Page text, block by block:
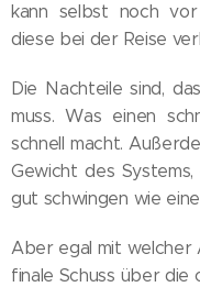
kann selbst noch
diese bei der Reise
Die Nachteile sind,
muss. Was einen
schnell macht.
Gewicht des
gut schwingen wie
Aber egal mit welcher
finale Schuss über